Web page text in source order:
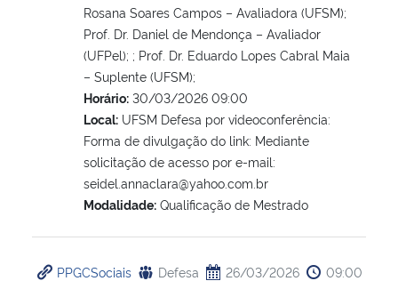
Rosana Soares Campos – Avaliadora (UFSM);
Prof. Dr. Daniel de Mendonça – Avaliador
(UFPel); ; Prof. Dr. Eduardo Lopes Cabral Maia
– Suplente (UFSM);
Horário: 30/03/2026 09:00
Local: UFSM Defesa por videoconferência:
Forma de divulgação do link: Mediante
solicitação de acesso por e-mail:
seidel.annaclara@yahoo.com.br
Modalidade: Qualificação de Mestrado
PPGCSociais Defesa 26/03/2026 09:00